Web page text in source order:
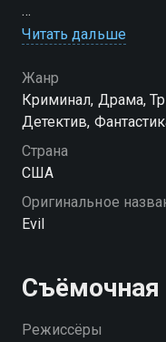
Посмотреть онлайн
Смотрёшке
Читать дальше
Жанр
Криминал, Драма,
Детектив,
Страна
США
Оригинальное
Evil
Режиссёры